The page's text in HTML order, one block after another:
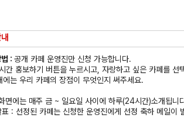
: 공개 카페 운영진만 신청 가능합니다.
간 홍보하기 버튼을 누르시고, 자랑하고 싶은 카페를 선
에는 우리 카페의 장점이 무엇인지 써주세요.
면에는 매주 금 ~ 일요일 사이에 하루(24시간)소개됩니
: 선정된 카페는 신청한 운영진에게 선정 축하 메일이